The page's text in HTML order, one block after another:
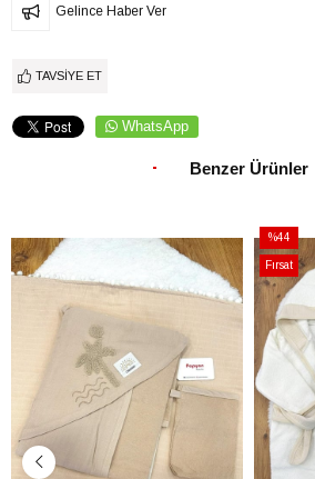
Gelince Haber Ver
TAVSIYE ET
WhatsApp
Benzer Ürünler
%44
İndirim
%44İndirim
Fırsat
Ürünü